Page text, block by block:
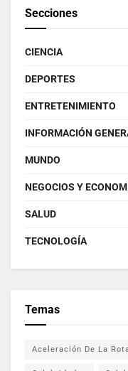
Secciones
CIENCIA
DEPORTES
ENTRETENIMIENTO
INFORMACIÓN
MUNDO
NEGOCIOS Y
SALUD
TECNOLOGÍA
Temas
Aceleración De La